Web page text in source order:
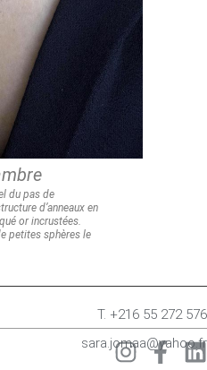
du pas de
d’anneaux en
or incrustées.
petites sphères le
T. +216 55 272 576
sara.jomaa@yahoo.fr